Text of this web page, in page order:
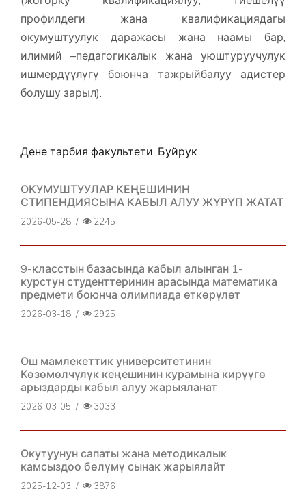
профилдеги жана квалификациядагы
окумуштуулук даражасы жана наамы бар,
илимий –педагогикалык жана уюштуруучулук
ишмердүүлүгү боюнча тажрыйбалуу адистер
болушу зарыл).
Дене тарбия факультети. Буйрук
ОКУМУШТУУЛАР КЕҢЕШИНИН
СТИПЕНДИЯСЫНА КАБЫЛ АЛУУ ЖҮРҮП ЖАТАТ
2026-05-28 / 2245
9-класстын базасында кабыл алынган 1-
курстун студенттеринин арасында математика
предмети боюнча олимпиада өткөрүлөт
2026-03-18 / 2925
Ош мамлекеттик университетинин
Көзөмөлчүлүк кеңешинин курамына кирүүгө
арыздарды кабыл алуу жарыяланат
2026-03-05 / 3033
Окутуунун сапаты жана методикалык
камсыздоо бөлүмү сынак жарыялайт
2025-12-03 / 3876